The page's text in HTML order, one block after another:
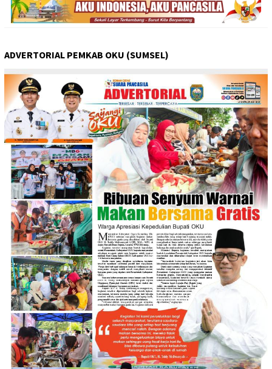
ADVERTORIAL PEMKAB OKU (SUMSEL)